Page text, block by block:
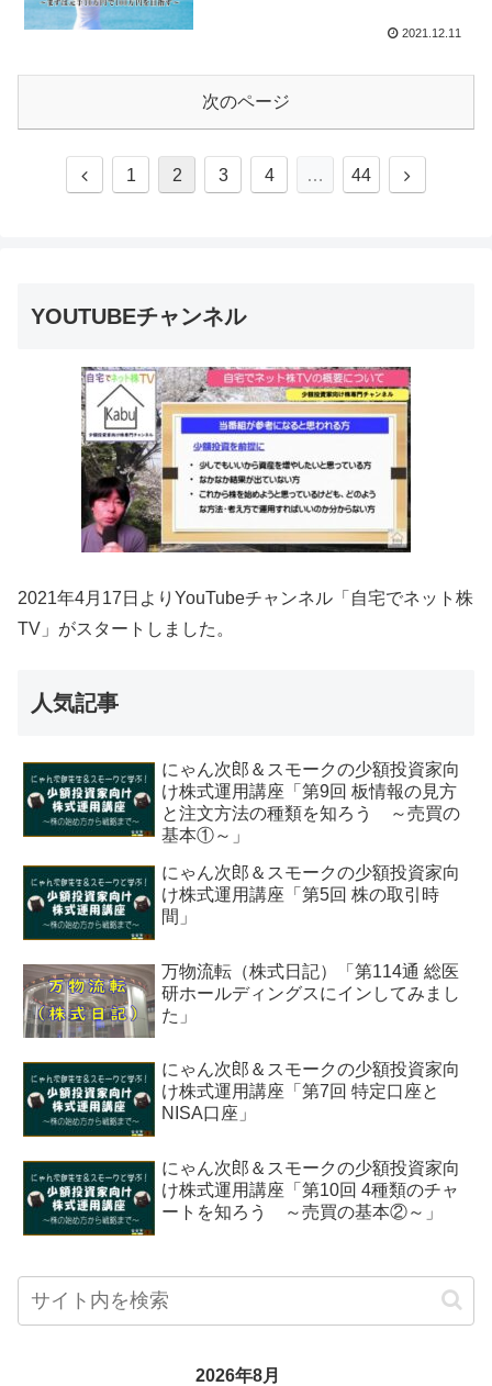
2021.12.11
次のページ
1 2 3 4 … 44
YOUTUBEチャンネル
2021年4月17日よりYouTubeチャンネル「自宅でネット株
TV」がスタートしました。
人気記事
にゃん次郎＆スモークの少額投資家向
け株式運用講座「第9回 板情報の見方
と注文方法の種類を知ろう ～売買の
基本①～」
にゃん次郎＆スモークの少額投資家向
け株式運用講座「第5回 株の取引時
間」
万物流転（株式日記）「第114通 総医
研ホールディングスにインしてみまし
た」
にゃん次郎＆スモークの少額投資家向
け株式運用講座「第7回 特定口座と
NISA口座」
にゃん次郎＆スモークの少額投資家向
け株式運用講座「第10回 4種類のチャ
ートを知ろう ～売買の基本②～」
2026年8月